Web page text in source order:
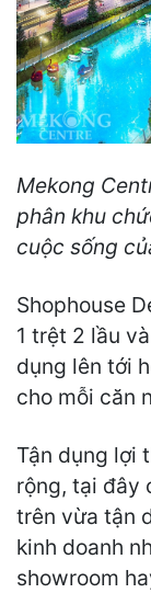
Mekong
phân khu
cuộc sống
Shophouse
1 trệt 2 lầu
dụng lên tới
cho mỗi căn
Tận dụng lợi
rộng, tại đây
trên vừa tận
kinh doanh
showroom